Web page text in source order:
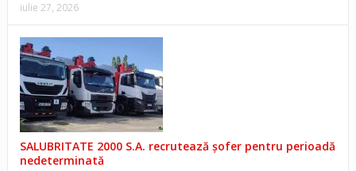
iulie 27, 2026
SALUBRITATE 2000 S.A. recrutează șofer pentru perioadă
nedeterminată